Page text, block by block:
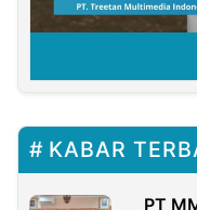
KABAR
PT